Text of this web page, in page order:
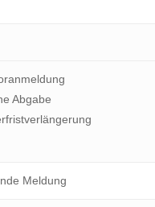
Abgabe
Meldung